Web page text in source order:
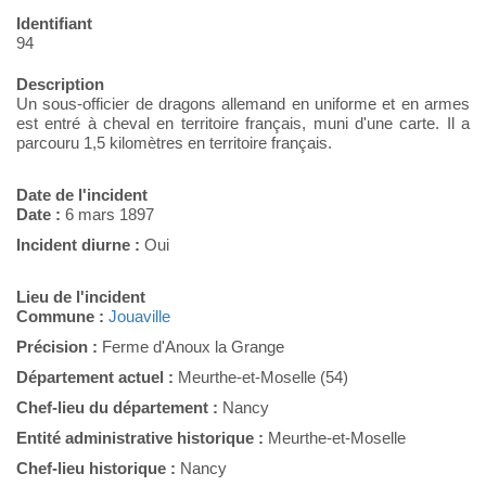
Identifiant
94
Description
Un sous-officier de dragons allemand en uniforme et en armes
est entré à cheval en territoire français, muni d'une carte. Il a
parcouru 1,5 kilomètres en territoire français.
Date de l'incident
Date : 6 mars 1897
Incident diurne : Oui
Lieu de l'incident
Commune : Jouaville
Précision : Ferme d'Anoux la Grange
Département actuel : Meurthe-et-Moselle (54)
Chef-lieu du département : Nancy
Entité administrative historique : Meurthe-et-Moselle
Chef-lieu historique : Nancy